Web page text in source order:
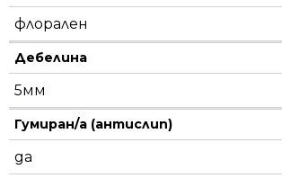
флорален
Дебелина
5мм
Гумиран/а (антислип)
да